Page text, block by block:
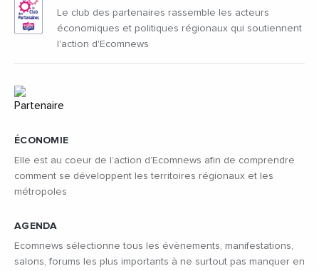
ÉCONOMIE
Elle est au coeur de l’action d’Ecomnews afin de comprendre
comment se développent les territoires régionaux et les
métropoles
AGENDA
Ecomnews sélectionne tous les évènements, manifestations,
salons, forums les plus importants à ne surtout pas manquer en
Le club des partenaires rassemble les acteurs
économiques et politiques régionaux qui soutiennent
l'action d'Ecomnews